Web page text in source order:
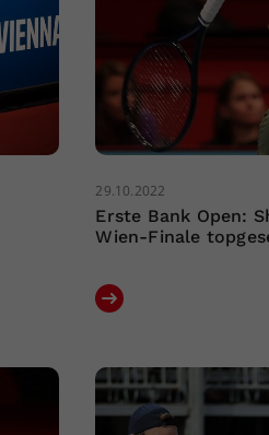
29.10.2022
Erste Bank Open:
Wien-Finale